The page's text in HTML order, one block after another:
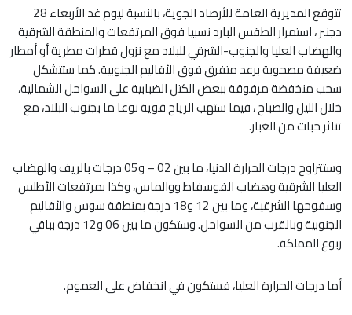
تتوقع المديرية العامة للأرصاد الجوية، بالنسبة ليوم غد الأربعاء 28
دجنبر ، استمرار الطقس البارد نسبيا فوق المرتفعات والمنطقة الشرقية
والهضاب العليا والجنوب-الشرقي للبلاد مع نزول قطرات مطرية أو أمطار
ضعيفة مصحوبة برعد متفرق فوق الأقاليم الجنوبية. كما ستتشكل
سحب منخفضة مرفوقة ببعض الكتل الضبابية على السواحل الشمالية،
خلال الليل والصباح ، فيما ستهب الرياح قوية نوعا ما بجنوب البلاد، مع
تناثر حبات من الغبار.
وستتراوح درجات الحرارة الدنيا، ما بين 02 – و05 درجات بالريف والهضاب
العليا الشرقية وهضاب الفوسفاط ووالماس، وكذا بمرتفعات الأطلس
وسفوحها الشرقية، وما بين 12 و18 درجة بمنطقة سوس والأقاليم
الجنوبية وبالقرب من السواحل. وستكون ما بين 06 و12 درجة بباقي
ربوع المملكة.
أما درجات الحرارة العليا، فستكون في انخفاض على العموم.